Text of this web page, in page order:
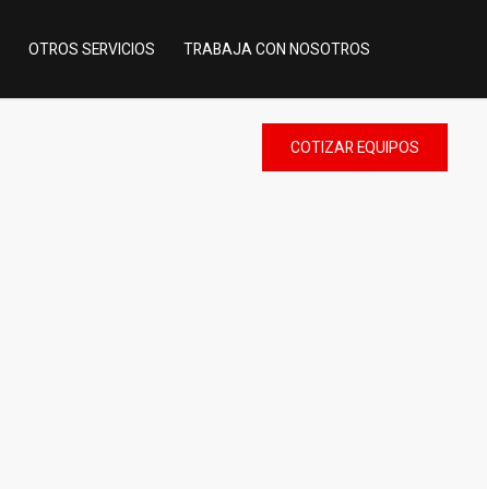
OTROS SERVICIOS TRABAJA CON NOSOTROS
COTIZAR EQUIPOS